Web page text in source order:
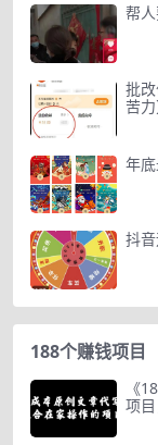
帮
批
苦力
年
抖
188个赚钱项目
《
项